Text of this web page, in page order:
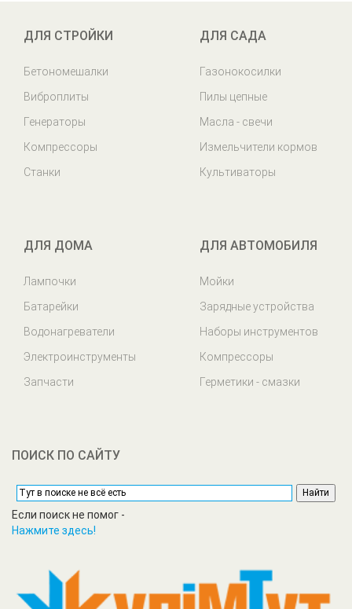
ДЛЯ СТРОЙКИ
Бетономешалки
Виброплиты
Генераторы
Компрессоры
Станки
ДЛЯ САДА
Газонокосилки
Пилы цепные
Масла - свечи
Измельчители кормов
Культиваторы
ДЛЯ ДОМА
Лампочки
Батарейки
Водонагреватели
Электроинструменты
Запчасти
ДЛЯ АВТОМОБИЛЯ
Мойки
Зарядные устройства
Наборы инструментов
Компрессоры
Герметики - смазки
ПОИСК ПО САЙТУ
Если поиск не помог -
Нажмите здесь!